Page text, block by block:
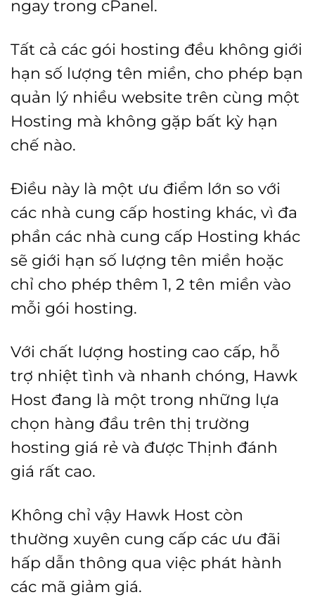
ngay trong cPanel.
Tất cả các gói hosting đều không giới
hạn số lượng tên miền, cho phép bạn
quản lý nhiều website trên cùng một
Hosting mà không gặp bất kỳ hạn
chế nào.
Điều này là một ưu điểm lớn so với
các nhà cung cấp hosting khác, vì đa
phần các nhà cung cấp Hosting khác
sẽ giới hạn số lượng tên miền hoặc
chỉ cho phép thêm 1, 2 tên miền vào
mỗi gói hosting.
Với chất lượng hosting cao cấp, hỗ
trợ nhiệt tình và nhanh chóng, Hawk
Host đang là một trong những lựa
chọn hàng đầu trên thị trường
hosting giá rẻ và được Thịnh đánh
giá rất cao.
Không chỉ vậy Hawk Host còn
thường xuyên cung cấp các ưu đãi
hấp dẫn thông qua việc phát hành
các mã giảm giá.